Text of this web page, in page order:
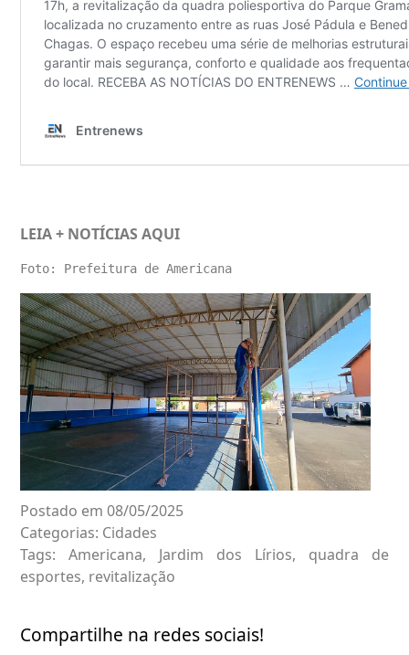
LEIA + NOTÍCIAS AQUI
Foto: Prefeitura de Americana
Postado em 08/05/2025
Categorias: Cidades
Tags: Americana, Jardim dos Lírios, quadra de
esportes, revitalização
Compartilhe na redes sociais!